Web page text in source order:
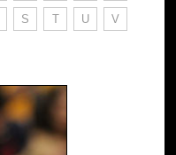
S T U V